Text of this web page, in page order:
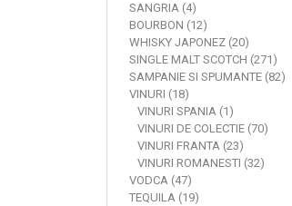
SANGRIA (4)
BOURBON (12)
WHISKY JAPONEZ (20)
SINGLE MALT SCOTCH (271)
SAMPANIE SI SPUMANTE (82)
VINURI (18)
VINURI SPANIA (1)
VINURI DE COLECTIE (70)
VINURI FRANTA (23)
VINURI ROMANESTI (32)
VODCA (47)
TEQUILA (19)